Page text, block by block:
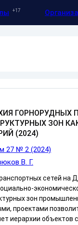
17
ГОРНОРУДНЫХ
ЗОН
(2024)
27 № 2 (2024)
В. Г.
сетей на
зон
проектами
иерархии объектов